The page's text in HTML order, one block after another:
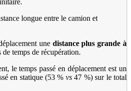
longue entre le camion et
une distance plus grande à
temps de récupération.
le temps passé en déplacement est un
en statique (53 % vs47 %) sur le total